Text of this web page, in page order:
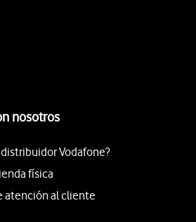
nosotros
Vodafone?
física
atención al cliente